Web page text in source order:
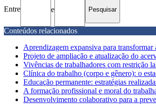
Entre e
Conteúdos relacionados
Aprendizagem expansiva para transformar
Projeto de ampliação e atualização do
Vivências de trabalhadores com restrição
Clínica do trabalho (corpo e gênero): o
Educação permanente: estratégias
A formação profissional e moral do
Desenvolvimento colaborativo para a